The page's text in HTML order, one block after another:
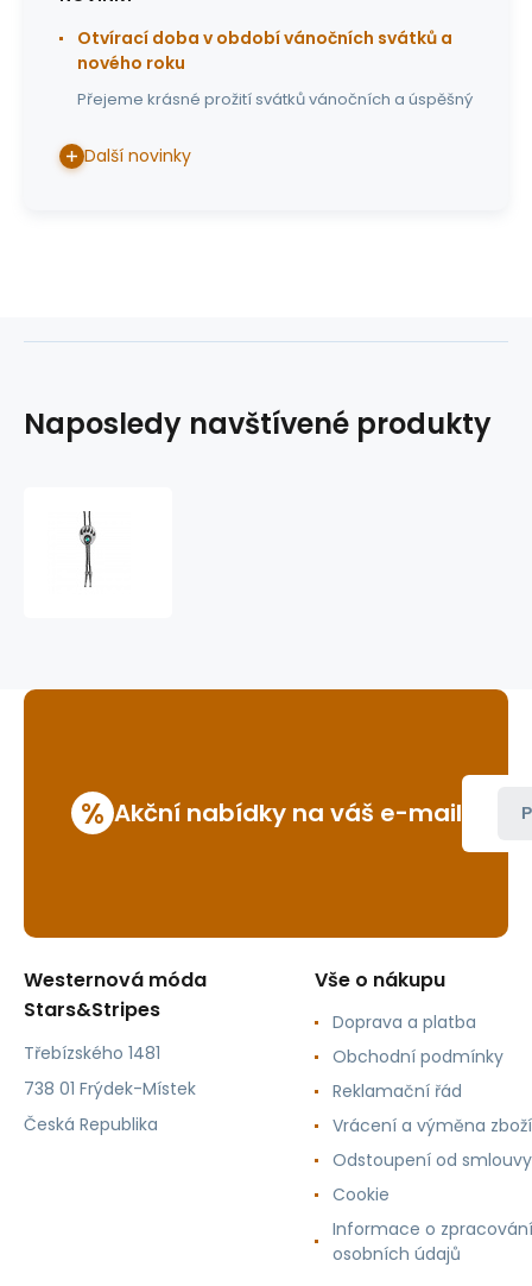
Otvírací doba v období vánočních svátků a
nového roku
Přejeme krásné prožití svátků vánočních a úspěšný
Další novinky
Naposledy navštívené produkty
% Akční nabídky na váš e-mail
Westernová móda
Stars&Stripes
Třebízského 1481
738 01 Frýdek-Místek
Česká Republika
Vše o nákupu
Doprava a platba
Obchodní podmínky
Reklamační řád
Vrácení a výměna zboží
Odstoupení od smlouvy
Cookie
Informace o zpracování
osobních údajů